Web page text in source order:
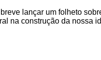
lançar um folheto
na construção da nossa